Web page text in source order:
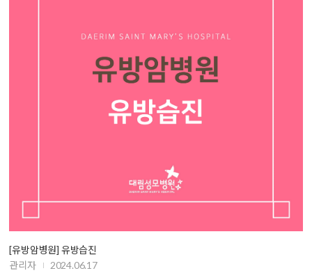
[유방암병원] 유방습진
관리자
2024.06.17